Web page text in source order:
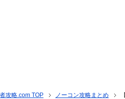
攻略.com TOP ノーコン攻略まとめ